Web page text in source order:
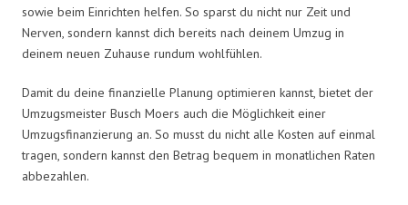
sowie beim Einrichten helfen. So sparst du nicht nur Zeit und
Nerven, sondern kannst dich bereits nach deinem Umzug in
deinem neuen Zuhause rundum wohlfühlen.
Damit du deine finanzielle Planung optimieren kannst, bietet der
Umzugsmeister Busch Moers auch die Möglichkeit einer
Umzugsfinanzierung an. So musst du nicht alle Kosten auf einmal
tragen, sondern kannst den Betrag bequem in monatlichen Raten
abbezahlen.